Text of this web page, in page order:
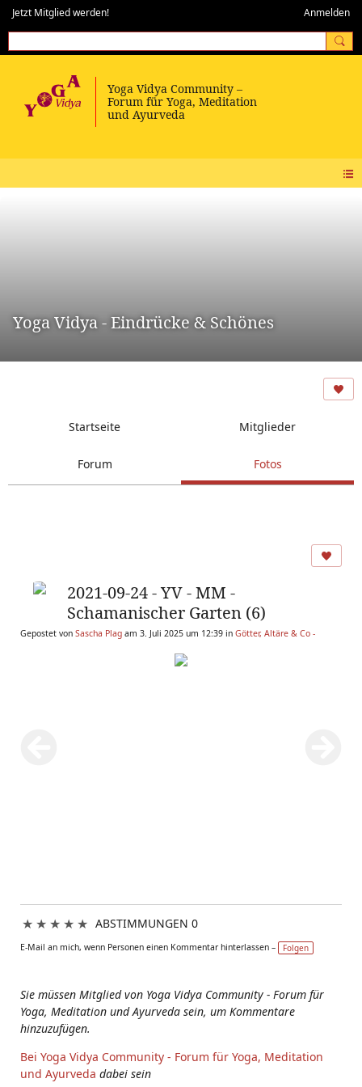
Jetzt Mitglied werden! Anmelden
Yoga Vidya - Eindrücke & Schönes
Startseite Mitglieder
Forum Fotos
2021-09-24 - YV - MM -
Schamanischer Garten (6)
Gepostet von Sascha Plag am 3. Juli 2025 um 12:39 in Götter, Altäre & Co -
★ ★ ★ ★ ★ ABSTIMMUNGEN 0
E-Mail an mich, wenn Personen einen Kommentar hinterlassen – Folgen
Sie müssen Mitglied von Yoga Vidya Community - Forum für
Yoga, Meditation und Ayurveda sein, um Kommentare
hinzuzufügen.
Bei Yoga Vidya Community - Forum für Yoga, Meditation
und Ayurveda dabei sein